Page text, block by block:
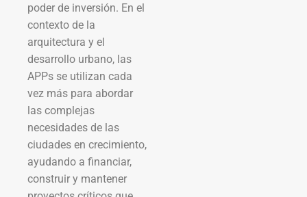
poder de inversión. En el
contexto de la
arquitectura y el
desarrollo urbano, las
APPs se utilizan cada
vez más para abordar
las complejas
necesidades de las
ciudades en crecimiento,
ayudando a financiar,
construir y mantener